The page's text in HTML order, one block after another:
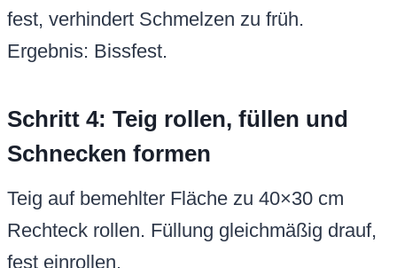
fest, verhindert Schmelzen zu früh.
Ergebnis: Bissfest.
Schritt 4: Teig rollen, füllen und
Schnecken formen
Teig auf bemehlter Fläche zu 40×30 cm
Rechteck rollen. Füllung gleichmäßig drauf,
fest einrollen.